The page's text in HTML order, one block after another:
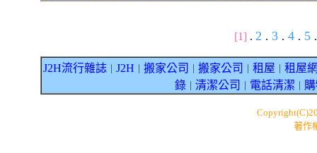
[1] . 2 . 3 . 4 . 5 .
J2H流行雜誌 J2H 搬家公司 搬家公司 租屋
租屋
錄｜ 清潔公司 電話清潔
著作